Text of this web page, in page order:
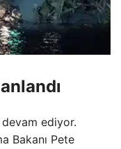
devam ediyor.
Bakanı Pete